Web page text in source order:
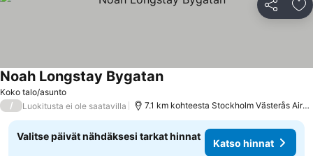
Jaa
Koko talo/asunto
Noah Longstay BygatanKatso hinnat
/ Luokitusta ei ole saatavilla 7.1 km kohteesta Stockholm Västerås
Valitse päivät nähdäksesi tarkat hinnat
Katso hinnat